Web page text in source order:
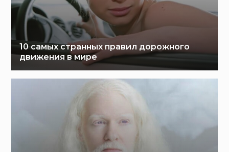
10 самых странных правил дорожного
движения в мире